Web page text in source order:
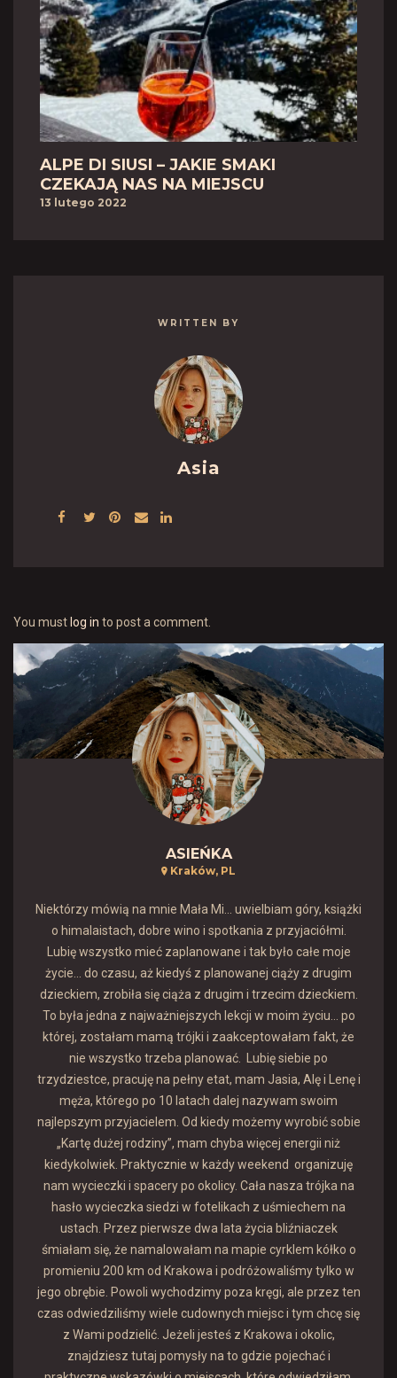
ALPE DI SIUSI – JAKIE SMAKI
CZEKAJĄ NAS NA MIEJSCU
13 lutego 2022
WRITTEN BY
Asia
You must log in to post a comment.
ASIEŃKA
Kraków, PL
Niektórzy mówią na mnie Mała Mi... uwielbiam góry, książki
o himalaistach, dobre wino i spotkania z przyjaciółmi.
Lubię wszystko mieć zaplanowane i tak było całe moje
życie… do czasu, aż kiedyś z planowanej ciąży z drugim
dzieckiem, zrobiła się ciąża z drugim i trzecim dzieckiem.
To była jedna z najważniejszych lekcji w moim życiu... po
której, zostałam mamą trójki i zaakceptowałam fakt, że
nie wszystko trzeba planować. Lubię siebie po
trzydziestce, pracuję na pełny etat, mam Jasia, Alę i Lenę i
męża, którego po 10 latach dalej nazywam swoim
najlepszym przyjacielem. Od kiedy możemy wyrobić sobie
„Kartę dużej rodziny”, mam chyba więcej energii niż
kiedykolwiek. Praktycznie w każdy weekend organizuję
nam wycieczki i spacery po okolicy. Cała nasza trójka na
hasło wycieczka siedzi w fotelikach z uśmiechem na
ustach. Przez pierwsze dwa lata życia bliźniaczek
śmiałam się, że namalowałam na mapie cyrklem kółko o
promieniu 200 km od Krakowa i podróżowaliśmy tylko w
jego obrębie. Powoli wychodzimy poza kręgi, ale przez ten
czas odwiedziliśmy wiele cudownych miejsc i tym chcę się
z Wami podzielić. Jeżeli jesteś z Krakowa i okolic,
znajdziesz tutaj pomysły na to gdzie pojechać i